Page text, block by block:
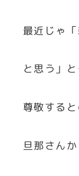
最近じゃ
と思う」
尊敬する
旦那さん